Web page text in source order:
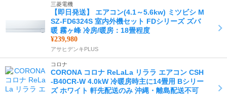
三菱電機
【即日発送】 エアコン(4.1～5.6kw) ミツビシ M
SZ-FD6324S 室内外機セット FDシリーズ ズバ
暖 霧ヶ峰 冷房/暖房：18畳程度
¥239,980
アサヒデンキPLUS
コロナ
CORONA コロナ ReLaLa リララ エアコン CSH
-B40CR-W 4.0kW 冷暖房時主に14畳用 Bシリー
ズ ホワイト 軒先配送のみ 沖縄・離島配送不可